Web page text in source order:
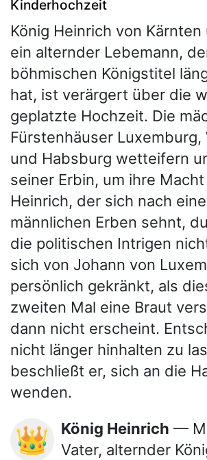
Kinderhochzeit
König Heinrich von Kärnten
ein alternder Lebemann,
böhmischen Königstitel
hat, ist verärgert über die
geplatzte Hochzeit. Die
Fürstenhäuser
und Habsburg wetteifern
seiner Erbin, um ihre
Heinrich, der sich nach
männlichen Erben sehnt,
die politischen Intrigen
sich von Johann von
persönlich gekränkt, als
zweiten Mal eine Braut
dann nicht erscheint.
nicht länger hinhalten zu
beschließt er, sich an die
wenden.
👑 König Heinrich —
Vater, alternder